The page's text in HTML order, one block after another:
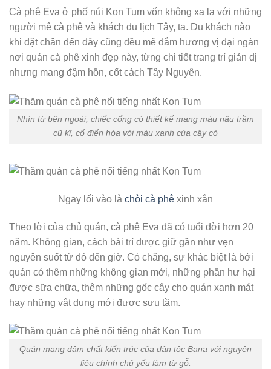
Cà phê Eva ở phố núi Kon Tum vốn không xa lạ với những
người mê cà phê và khách du lịch Tây, ta. Du khách nào
khi đặt chân đến đây cũng đều mê đắm hương vị đại ngàn
nơi quán cà phê xinh đẹp này, từng chi tiết trang trí giản dị
nhưng mang đậm hồn, cốt cách Tây Nguyên.
Nhìn từ bên ngoài, chiếc cổng có thiết kế mang màu nâu trầm
cũ kĩ, cổ điển hòa với màu xanh của cây cỏ
Ngay lối vào là chòi cà phê xinh xắn
Theo lời của chủ quán, cà phê Eva đã có tuổi đời hơn 20
năm. Không gian, cách bài trí được giữ gần như vẹn
nguyên suốt từ đó đến giờ. Có chăng, sự khác biệt là bởi
quán có thêm những không gian mới, những phần hư hại
được sữa chữa, thêm những gốc cây cho quán xanh mát
hay những vật dụng mới được sưu tầm.
Quán mang đậm chất kiến trúc của dân tộc Bana với nguyên
liệu chính chủ yếu làm từ gỗ.